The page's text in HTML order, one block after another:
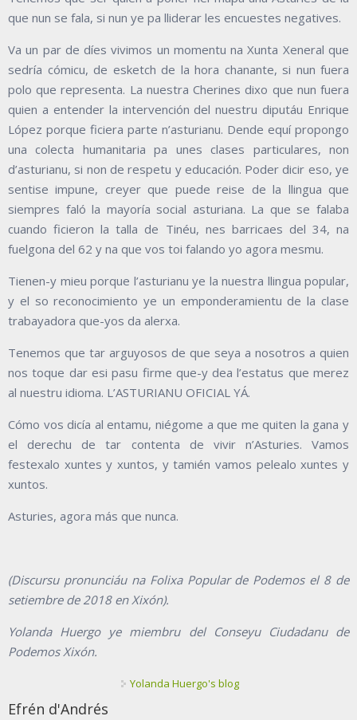
que nun se fala, si nun ye pa lliderar les encuestes negatives.
Va un par de díes vivimos un momentu na Xunta Xeneral que
sedría cómicu, de esketch de la hora chanante, si nun fuera
polo que representa. La nuestra Cherines dixo que nun fuera
quien a entender la intervención del nuestru diputáu Enrique
López porque ficiera parte n’asturianu. Dende equí propongo
una colecta humanitaria pa unes clases particulares, non
d’asturianu, si non de respetu y educación. Poder dicir eso, ye
sentise impune, creyer que puede reise de la llingua que
siempres faló la mayoría social asturiana. La que se falaba
cuando ficieron la talla de Tinéu, nes barricaes del 34, na
fuelgona del 62 y na que vos toi falando yo agora mesmu.
Tienen-y mieu porque l’asturianu ye la nuestra llingua popular,
y el so reconocimiento ye un emponderamientu de la clase
trabayadora que-yos da alerxa.
Tenemos que tar arguyosos de que seya a nosotros a quien
nos toque dar esi pasu firme que-y dea l’estatus que merez
al nuestru idioma. L’ASTURIANU OFICIAL YÁ.
Cómo vos dicía al entamu, niégome a que me quiten la gana y
el derechu de tar contenta de vivir n’Asturies. Vamos
festexalo xuntes y xuntos, y tamién vamos pelealo xuntes y
xuntos.
Asturies, agora más que nunca.
(Discursu pronunciáu na Folixa Popular de Podemos el 8 de
setiembre de 2018 en Xixón).
Yolanda Huergo ye miembru del Conseyu Ciudadanu de
Podemos Xixón.
Yolanda Huergo's blog
Efrén d'Andrés